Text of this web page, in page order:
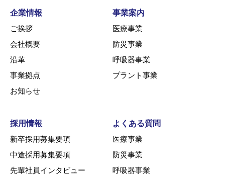
企業情報
ご挨拶
会社概要
沿革
事業拠点
お知らせ
事業案内
医療事業
防災事業
呼吸器事業
プラント事業
採用情報
新卒採用募集要項
中途採用募集要項
先輩社員インタビュー
よくある質問
医療事業
防災事業
呼吸器事業